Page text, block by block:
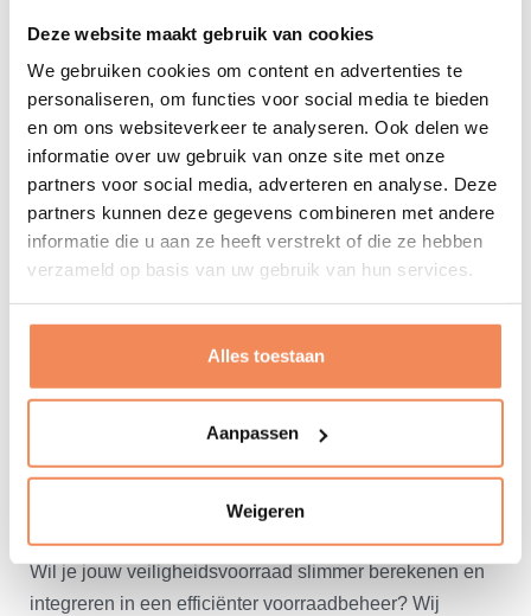
Deze website maakt gebruik van cookies
We gebruiken cookies om content en advertenties te
personaliseren, om functies voor social media te bieden
en om ons websiteverkeer te analyseren. Ook delen we
informatie over uw gebruik van onze site met onze
partners voor social media, adverteren en analyse. Deze
partners kunnen deze gegevens combineren met andere
informatie die u aan ze heeft verstrekt of die ze hebben
verzameld op basis van uw gebruik van hun services.
Alles toestaan
Aanpassen
Weigeren
De rol van betrouwbare data in
voorraadoptimalisatie
Een juiste berekening van veiligheidsvoorraad staat of
valt met betrouwbareartikelstamdataen actuele
inzichten in vraag en levertijd. In de praktijk zien we dat
onbetrouwbare masterdata leidt tot verkeerde
voorraadniveaus – met alle gevolgen van dien.
LOGISTORE levert slimme meet- en weegoplossingen
, waarmee je betrouwbare productdata verzamelt
en direct integreert in je systemen. Ook helpen we bij
servicegraad, omloopsnelheid en voorraadwaarde.
Optimaliseer je voorraadbeheer
Wil je jouw veiligheidsvoorraad slimmer berekenen en
integreren in een efficiënter voorraadbeheer? Wij